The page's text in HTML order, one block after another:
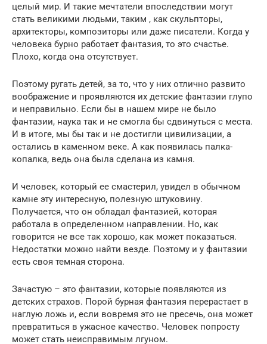
целый мир. И такие мечтатели впоследствии могут
стать великими людьми, таким , как скульпторы,
архитекторы, композиторы или даже писатели. Когда у
человека бурно работает фантазия, то это счастье.
Плохо, когда она отсутствует.
Поэтому ругать детей, за то, что у них отлично развито
воображение и проявляются их детские фантазии глупо
и неправильно. Если бы в нашем мире не было
фантазии, наука так и не смогла бы сдвинуться с места.
И в итоге, мы бы так и не достигли цивилизации, а
остались в каменном веке. А как появилась палка-
копалка, ведь она была сделана из камня.
И человек, который ее смастерил, увидел в обычном
камне эту интересную, полезную штуковину.
Получается, что он обладал фантазией, которая
работала в определенном направлении. Но, как
говорится не все так хорошо, как может показаться.
Недостатки можно найти везде. Поэтому и у фантазии
есть своя темная сторона.
Зачастую – это фантазии, которые появляются из
детских страхов. Порой бурная фантазия перерастает в
наглую ложь и, если вовремя это не пресечь, она может
превратиться в ужасное качество. Человек попросту
может стать неисправимым лгуном.